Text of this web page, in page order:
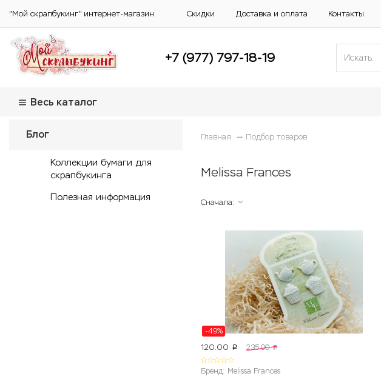
"Мой скрапбукинг" интернет-магазин Скидки Доставка и оплата Контакты
+7 (977) 797-18-19
Весь каталог
Блог
Коллекции бумаги для
скрапбукинга
Полезная информация
Главная Подбор товаров
Melissa Frances
Сначала:
-49%
120.00 p 235.00 p
Бренд: Melissa Frances